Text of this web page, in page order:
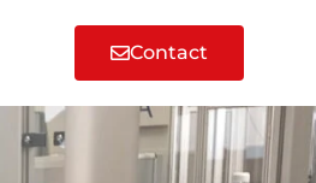
Contact